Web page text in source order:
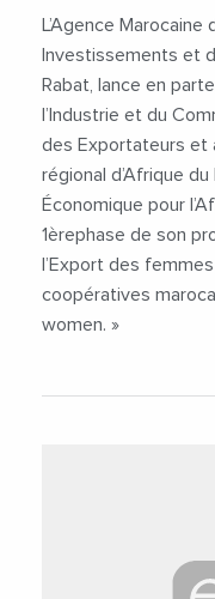
L’Agence
Investissements et
Rabat, lance en
l’Industrie et du
des Exportateurs et
régional d’Afrique
Économique pour
1èrephase de son
l’Export des
coopératives
women. »